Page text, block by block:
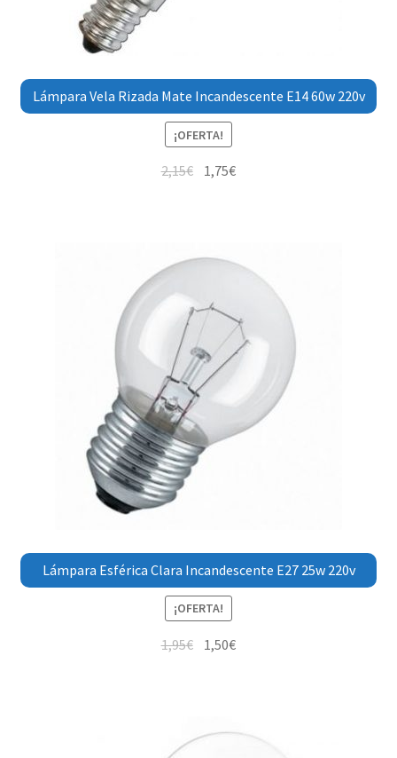
Lámpara Vela Rizada Mate Incandescente E14 60w 220v
¡OFERTA!
2,15€ 1,75€
Lámpara Esférica Clara Incandescente E27 25w 220v
¡OFERTA!
1,95€ 1,50€